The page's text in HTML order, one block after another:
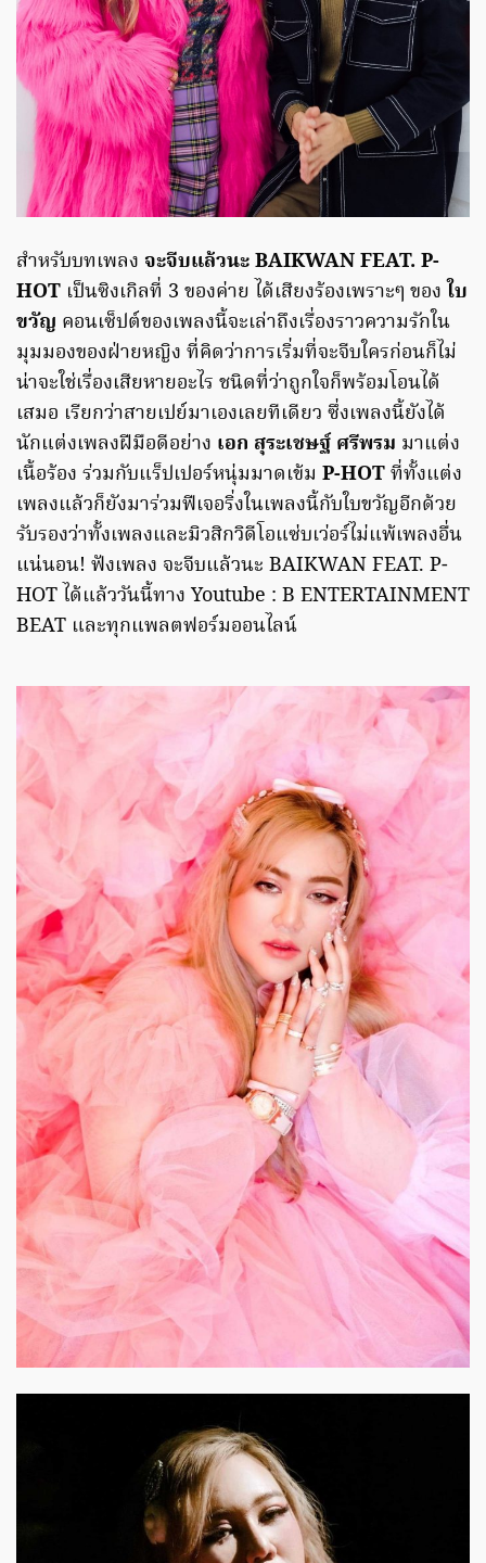
สำหรับบทเพลง จะจีบแล้วนะ BAIKWAN FEAT. P-
HOT เป็นซิงเกิลที่ 3 ของค่าย ได้เสียงร้องเพราะๆ ของ ใบ
ขวัญ คอนเซ็ปต์ของเพลงนี้จะเล่าถึงเรื่องราวความรักใน
มุมมองของฝ่ายหญิง ที่คิดว่าการเริ่มที่จะจีบใครก่อนก็ไม่
น่าจะใช่เรื่องเสียหายอะไร ชนิดที่ว่าถูกใจก็พร้อมโอนได้
เสมอ เรียกว่าสายเปย์มาเองเลยทีเดียว ซึ่งเพลงนี้ยังได้
นักแต่งเพลงฝีมือดีอย่าง เอก สุระเชษฐ์ ศรีพรม มาแต่ง
เนื้อร้อง ร่วมกับแร็ปเปอร์หนุ่มมาดเข้ม P-HOTที่ทั้งแต่ง
เพลงแล้วก็ยังมาร่วมฟีเจอริ่งในเพลงนี้กับใบขวัญอีกด้วย
รับรองว่าทั้งเพลงและมิวสิกวิดีโอแซ่บเว่อร์ไม่แพ้เพลงอื่น
แน่นอน! ฟังเพลง จะจีบแล้วนะ BAIKWAN FEAT. P-
HOT ได้แล้ววันนี้ทาง Youtube : B ENTERTAINMENT
BEAT และทุกแพลตฟอร์มออนไลน์